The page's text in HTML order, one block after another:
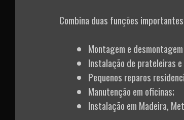
Combina duas funções
Montagem e
Instalação de prateleiras
Pequenos reparos
Manutenção em oficinas;
Instalação em Madeira,